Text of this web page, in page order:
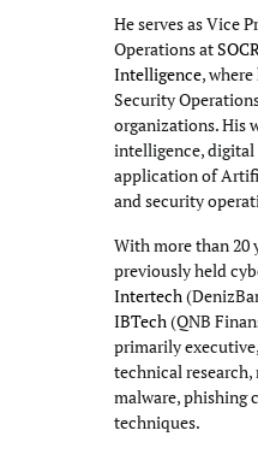
He serves as Vice
Operations at
Intelligence, where
Security
organizations. His
intelligence,
application of
and security
With more than 20
previously held
Intertech
IBTech(QNB
primarily
technical
malware, phishing
techniques.